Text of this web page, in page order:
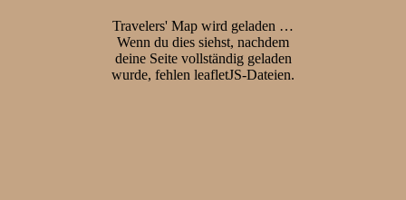
Travelers' Map wird geladen …
Wenn du dies siehst, nachdem
deine Seite vollständig geladen
wurde, fehlen leafletJS-Dateien.